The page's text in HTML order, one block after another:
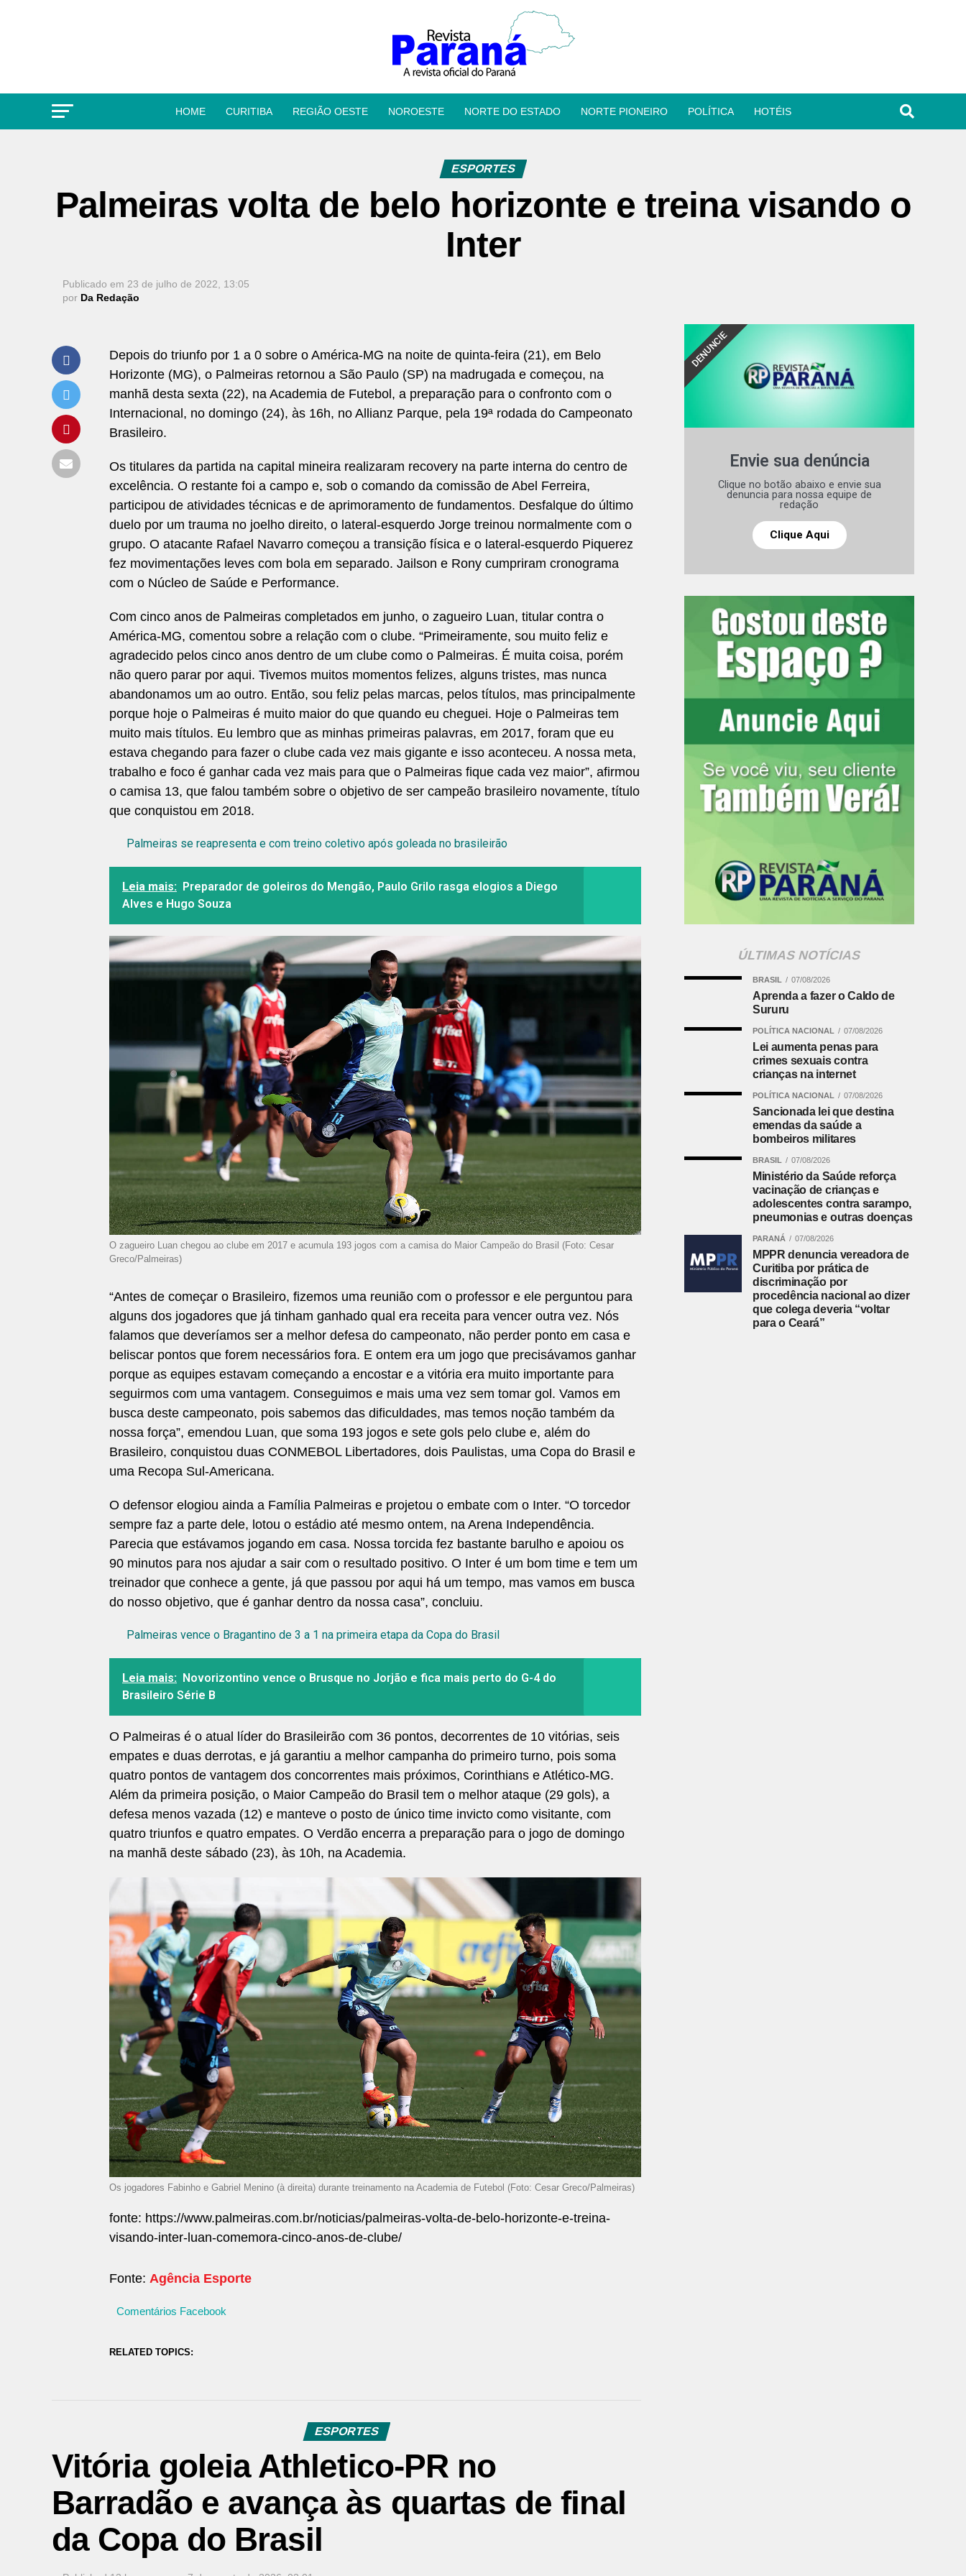
HOME CURITIBA REGIÃO OESTE NOROESTE NORTE DO ESTADO NORTE PIONEIRO POLÍTICA HOTÉIS
ESPORTES
Palmeiras volta de belo horizonte e treina visando o
Inter
Publicado em 23 de julho de 2022, 13:05
por Da Redação
Depois do triunfo por 1 a 0 sobre o América-MG na noite de quinta-feira (21), em Belo
Horizonte (MG), o Palmeiras retornou a São Paulo (SP) na madrugada e começou, na
manhã desta sexta (22), na Academia de Futebol, a preparação para o confronto com o
Internacional, no domingo (24), às 16h, no Allianz Parque, pela 19ª rodada do Campeonato
Brasileiro.
Os titulares da partida na capital mineira realizaram recovery na parte interna do centro de
excelência. O restante foi a campo e, sob o comando da comissão de Abel Ferreira,
participou de atividades técnicas e de aprimoramento de fundamentos. Desfalque do último
duelo por um trauma no joelho direito, o lateral-esquerdo Jorge treinou normalmente com o
grupo. O atacante Rafael Navarro começou a transição física e o lateral-esquerdo Piquerez
fez movimentações leves com bola em separado. Jailson e Rony cumpriram cronograma
com o Núcleo de Saúde e Performance.
Com cinco anos de Palmeiras completados em junho, o zagueiro Luan, titular contra o
América-MG, comentou sobre a relação com o clube. “Primeiramente, sou muito feliz e
agradecido pelos cinco anos dentro de um clube como o Palmeiras. É muita coisa, porém
não quero parar por aqui. Tivemos muitos momentos felizes, alguns tristes, mas nunca
abandonamos um ao outro. Então, sou feliz pelas marcas, pelos títulos, mas principalmente
porque hoje o Palmeiras é muito maior do que quando eu cheguei. Hoje o Palmeiras tem
muito mais títulos. Eu lembro que as minhas primeiras palavras, em 2017, foram que eu
estava chegando para fazer o clube cada vez mais gigante e isso aconteceu. A nossa meta,
trabalho e foco é ganhar cada vez mais para que o Palmeiras fique cada vez maior”, afirmou
o camisa 13, que falou também sobre o objetivo de ser campeão brasileiro novamente, título
que conquistou em 2018.
Palmeiras se reapresenta e com treino coletivo após goleada no brasileirão
Leia mais: Preparador de goleiros do Mengão, Paulo Grilo rasga elogios a Diego
Alves e Hugo Souza
O zagueiro Luan chegou ao clube em 2017 e acumula 193 jogos com a camisa do Maior Campeão do Brasil (Foto: Cesar
Greco/Palmeiras)
“Antes de começar o Brasileiro, fizemos uma reunião com o professor e ele perguntou para
alguns dos jogadores que já tinham ganhado qual era receita para vencer outra vez. Nós
falamos que deveríamos ser a melhor defesa do campeonato, não perder ponto em casa e
beliscar pontos que forem necessários fora. E ontem era um jogo que precisávamos ganhar
porque as equipes estavam começando a encostar e a vitória era muito importante para
seguirmos com uma vantagem. Conseguimos e mais uma vez sem tomar gol. Vamos em
busca deste campeonato, pois sabemos das dificuldades, mas temos noção também da
nossa força”, emendou Luan, que soma 193 jogos e sete gols pelo clube e, além do
Brasileiro, conquistou duas CONMEBOL Libertadores, dois Paulistas, uma Copa do Brasil e
uma Recopa Sul-Americana.
O defensor elogiou ainda a Família Palmeiras e projetou o embate com o Inter. “O torcedor
sempre faz a parte dele, lotou o estádio até mesmo ontem, na Arena Independência.
Parecia que estávamos jogando em casa. Nossa torcida fez bastante barulho e apoiou os
90 minutos para nos ajudar a sair com o resultado positivo. O Inter é um bom time e tem um
treinador que conhece a gente, já que passou por aqui há um tempo, mas vamos em busca
do nosso objetivo, que é ganhar dentro da nossa casa”, concluiu.
Palmeiras vence o Bragantino de 3 a 1 na primeira etapa da Copa do Brasil
Leia mais: Novorizontino vence o Brusque no Jorjão e fica mais perto do G-4 do
Brasileiro Série B
O Palmeiras é o atual líder do Brasileirão com 36 pontos, decorrentes de 10 vitórias, seis
empates e duas derrotas, e já garantiu a melhor campanha do primeiro turno, pois soma
quatro pontos de vantagem dos concorrentes mais próximos, Corinthians e Atlético-MG.
Além da primeira posição, o Maior Campeão do Brasil tem o melhor ataque (29 gols), a
defesa menos vazada (12) e manteve o posto de único time invicto como visitante, com
quatro triunfos e quatro empates. O Verdão encerra a preparação para o jogo de domingo
na manhã deste sábado (23), às 10h, na Academia.
Os jogadores Fabinho e Gabriel Menino (à direita) durante treinamento na Academia de Futebol (Foto: Cesar Greco/Palmeiras)
fonte: https://www.palmeiras.com.br/noticias/palmeiras-volta-de-belo-horizonte-e-treina-
visando-inter-luan-comemora-cinco-anos-de-clube/
Fonte: Agência Esporte
Comentários Facebook
RELATED TOPICS:
ESPORTES
Vitória goleia Athletico-PR no
Barradão e avança às quartas de final
da Copa do Brasil
Envie sua denúncia
Clique no botão abaixo e envie sua
denuncia para nossa equipe de
redação
Clique Aqui
DENUNCIE
ÚLTIMAS NOTÍCIAS
BRASIL 07/08/2026
Aprenda a fazer o Caldo de
Sururu
POLÍTICA NACIONAL 07/08/2026
Lei aumenta penas para
crimes sexuais contra
crianças na internet
POLÍTICA NACIONAL 07/08/2026
Sancionada lei que destina
emendas da saúde a
bombeiros militares
BRASIL 07/08/2026
Ministério da Saúde reforça
vacinação de crianças e
adolescentes contra sarampo,
pneumonias e outras doenças
PARANÁ 07/08/2026
MPPR denuncia vereadora de
Curitiba por prática de
discriminação por
procedência nacional ao dizer
que colega deveria “voltar
para o Ceará”